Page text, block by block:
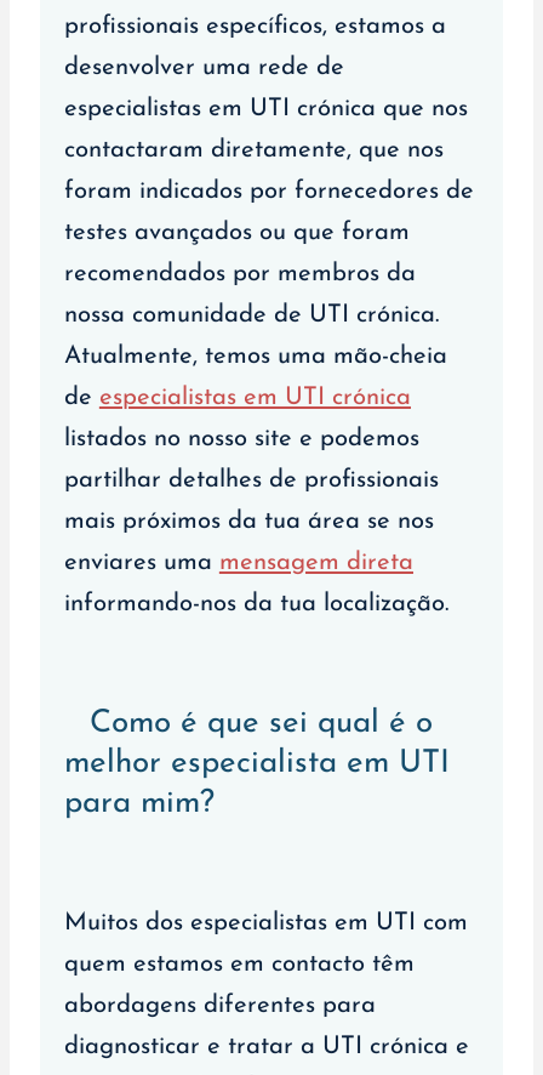
profissionais específicos, estamos a
desenvolver uma rede de
especialistas em UTI crónica que nos
contactaram diretamente, que nos
foram indicados por fornecedores de
testes avançados ou que foram
recomendados por membros da
nossa comunidade de UTI crónica.
Atualmente, temos uma mão-cheia
de especialistas em UTI crónica
listados no nosso site e podemos
partilhar detalhes de profissionais
mais próximos da tua área se nos
enviares uma mensagem direta
informando-nos da tua localização.
Como é que sei qual é o
melhor especialista em UTI
para mim?
Muitos dos especialistas em UTI com
quem estamos em contacto têm
abordagens diferentes para
diagnosticar e tratar a UTI crónica e